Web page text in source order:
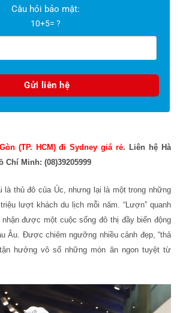
Câu hỏi bảo mật:
10+5= ?
(TP. HCM) đi Sydney giá rẻ. Liên hệ Hà
Chí Minh: (08)39205999
là thủ đô của Úc, nhưng lại là một trong những
lượt khách du lịch mỗi năm. “Lượn” quanh
được một cuộc sống đô thị đầy biến động
Âu. Được chiêm ngưỡng nhiều cảnh đẹp, “thả
hưởng vô số những món ăn ngon tuyệt từ